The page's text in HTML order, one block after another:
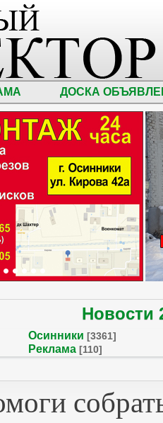
ДОСКА
Новости
Осинники [3361]
Реклама [110]